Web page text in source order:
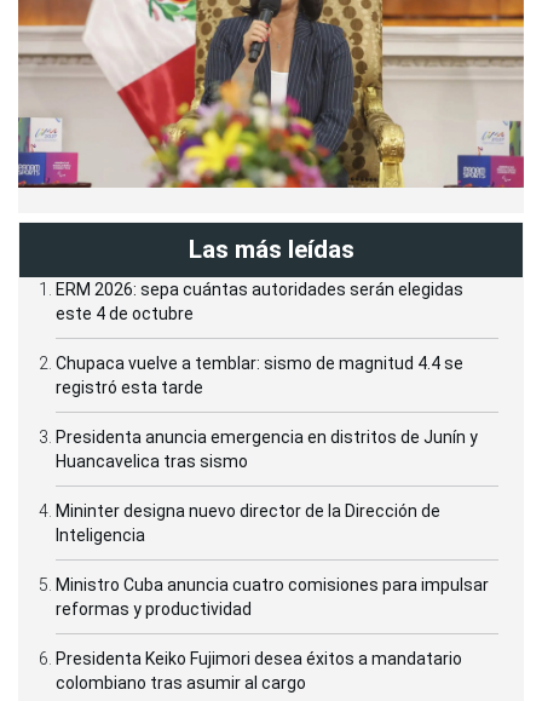
Las más leídas
ERM 2026: sepa cuántas autoridades serán elegidas
este 4 de octubre
Chupaca vuelve a temblar: sismo de magnitud 4.4 se
registró esta tarde
Presidenta anuncia emergencia en distritos de Junín y
Huancavelica tras sismo
Mininter designa nuevo director de la Dirección de
Inteligencia
Ministro Cuba anuncia cuatro comisiones para impulsar
reformas y productividad
Presidenta Keiko Fujimori desea éxitos a mandatario
colombiano tras asumir al cargo